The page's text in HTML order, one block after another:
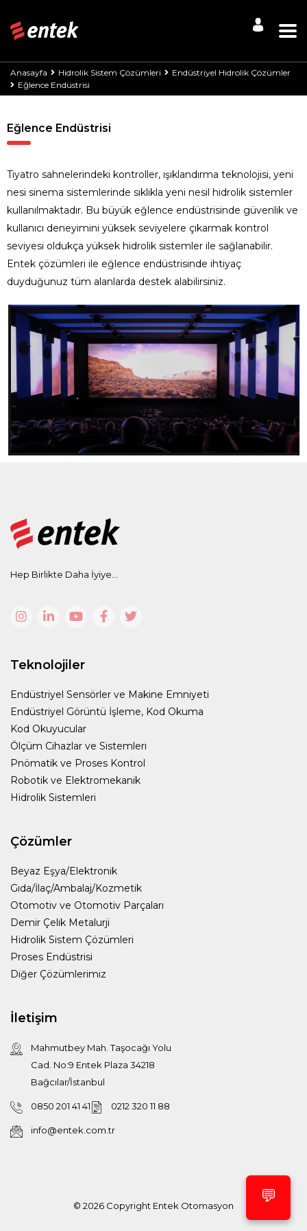
Anasayfa Hidrolik Sistem Çözümleri
Endüstriyel Hidrolik Çözümler
Eğlence Endüstrisi
Eğlence Endüstrisi
Tiyatro sahnelerindeki kontroller, ışıklandırma teknolojisi, yeni
nesi sinema sistemlerinde sıklıkla yeni nesil hidrolik sistemler
kullanılmaktadır. Bu büyük eğlence endüstrisinde güvenlik ve
kullanıcı deneyimini yüksek seviyelere çıkarmak kontrol
seviyesi oldukça yüksek hidrolik sistemler ile sağlanabilir.
Entek çözümleri ile eğlence endüstrisinde ihtiyaç
duyduğunuz tüm alanlarda destek alabilirsiniz.
Hep Birlikte Daha İyiye...
Teknolojiler
Endüstriyel Sensörler ve Makine Emniyeti
Endüstriyel Görüntü İşleme, Kod Okuma
Kod Okuyucular
Ölçüm Cihazlar ve Sistemleri
Pnömatik ve Proses Kontrol
Robotik ve Elektromekanik
Hidrolik Sistemleri
Çözümler
Beyaz Eşya/Elektronik
Gıda/İlaç/Ambalaj/Kozmetik
Otomotiv ve Otomotiv Parçaları
Demir Çelik Metalurji
Hidrolik Sistem Çözümleri
Proses Endüstrisi
Diğer Çözümlerimiz
İletişim
Mahmutbey Mah. Taşocağı Yolu
Cad. No:9 Entek Plaza 34218
Bağcılar/İstanbul
0850 201 41 41 0212 320 11 88
info@entek.com.tr
© 2026 Copyright Entek Otomasyon 💬